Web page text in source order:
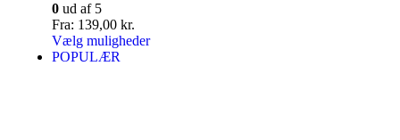
0 ud af 5
Fra: 139,00 kr.
Vælg muligheder
POPULÆR